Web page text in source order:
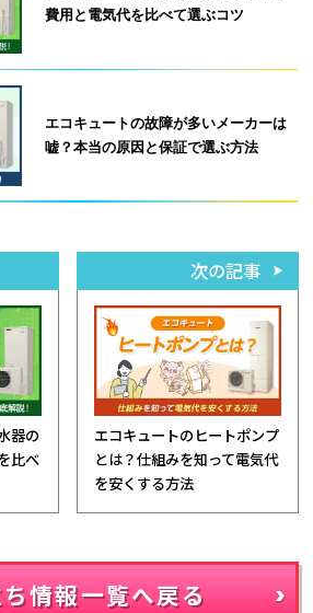
費用と電気代を比べて選ぶコツ
エコキュートの故障が多いメーカーは
嘘？本当の原因と保証で選ぶ方法
器の
比べ
次の記事
エコキュートのヒートポンプ
とは？仕組みを知って電気代
を安くする方法
情報一覧へ戻る